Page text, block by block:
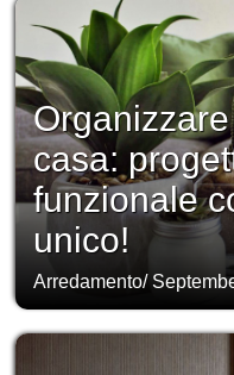
casa:
funzionale
unico!
Arredamento/